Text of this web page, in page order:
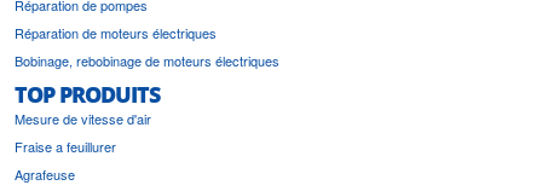
Réparation de pompes
Réparation de moteurs électriques
Bobinage, rebobinage de moteurs électriques
TOP PRODUITS
Mesure de vitesse d'air
Fraise a feuillurer
Agrafeuse